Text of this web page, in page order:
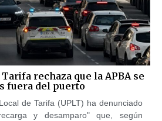
rechaza que la APBA se
fuera del puerto
de Tarifa (UPLT) ha denunciado
y desamparo" que, según